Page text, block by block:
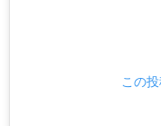
この